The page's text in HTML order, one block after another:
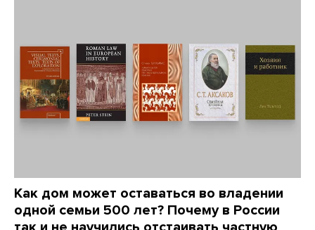
Как дом может оставаться во владении
одной семьи 500 лет? Почему в России